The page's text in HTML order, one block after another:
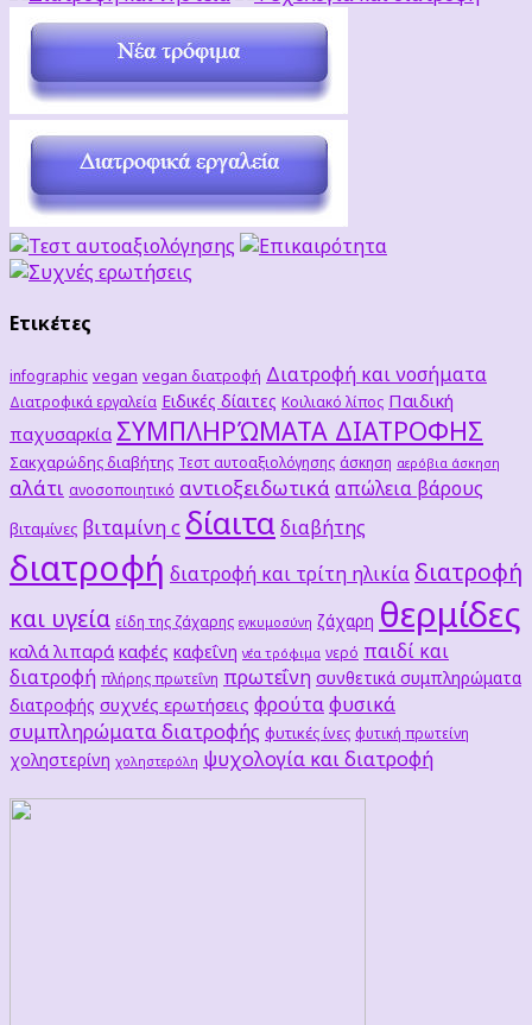
Ετικέτες
infographic vegan vegan διατροφή Διατροφή και νοσήματα
Διατροφικά εργαλεία Ειδικές δίαιτες Κοιλιακό λίπος Παιδική
παχυσαρκία ΣΥΜΠΛΗΡΏΜΑΤΑ ΔΙΑΤΡΟΦΗΣ
Σακχαρώδης διαβήτης Τεστ αυτοαξιολόγησης άσκηση αερόβια άσκηση
αλάτι ανοσοποιητικό αντιοξειδωτικά απώλεια βάρους
βιταμίνες βιταμίνη c δίαιτα διαβήτης
διατροφή διατροφή και τρίτη ηλικία διατροφή
και υγεία είδη της ζάχαρης εγκυμοσύνη ζάχαρη θερμίδες
καλά λιπαρά καφές καφεΐνη νέα τρόφιμα νερό παιδί και
διατροφή πλήρης πρωτεΐνη πρωτεΐνη συνθετικά συμπληρώματα
διατροφής συχνές ερωτήσεις φρούταφυσικά
συμπληρώματα διατροφής φυτικές ίνες φυτική πρωτείνη
χοληστερίνη χοληστερόλη ψυχολογία και διατροφή